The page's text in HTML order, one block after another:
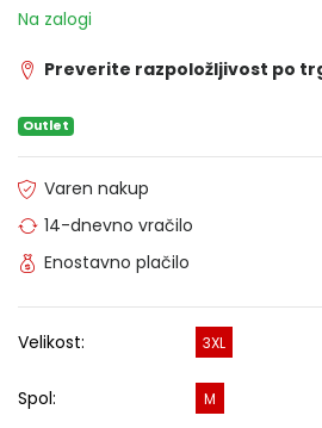
Na zalogi
Preverite razpoložljivost po
Outlet
Varen nakup
14-dnevno vračilo
Enostavno plačilo
Velikost: 3XL
Spol: M